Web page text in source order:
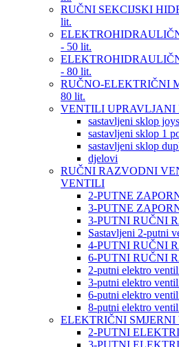
RUČNI SEKCIJSKI
lit.
- 50 lit.
- 80 lit.
RUČNO-ELEKTRIČNI
80 lit.
VENTILI UPRAVLJANI
sastavljeni sklop
sastavljeni sklop 1
sastavljeni sklop
djelovi
RUČNI RAZVODNI
VENTILI
2-PUTNE
3-PUTNE
3-PUTNI RUČNI
Sastavljeni 2-putni
4-PUTNI RUČNI
6-PUTNI RUČNI
2-putni elektro
3-putni elektro
6-putni elektro
8-putni elektro
ELEKTRIČNI
2-PUTNI
3-PUTNI